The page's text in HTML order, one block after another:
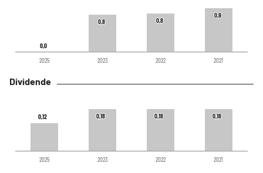
0,0
0,0
0,8
0,8 0,8
0,8
0,9
0,9
2025 2023 2022 2021
Dividende
0,12
0,12 0,18
0,18 0,18
0,18 0,18
0,18
2025 2023 2022 2021